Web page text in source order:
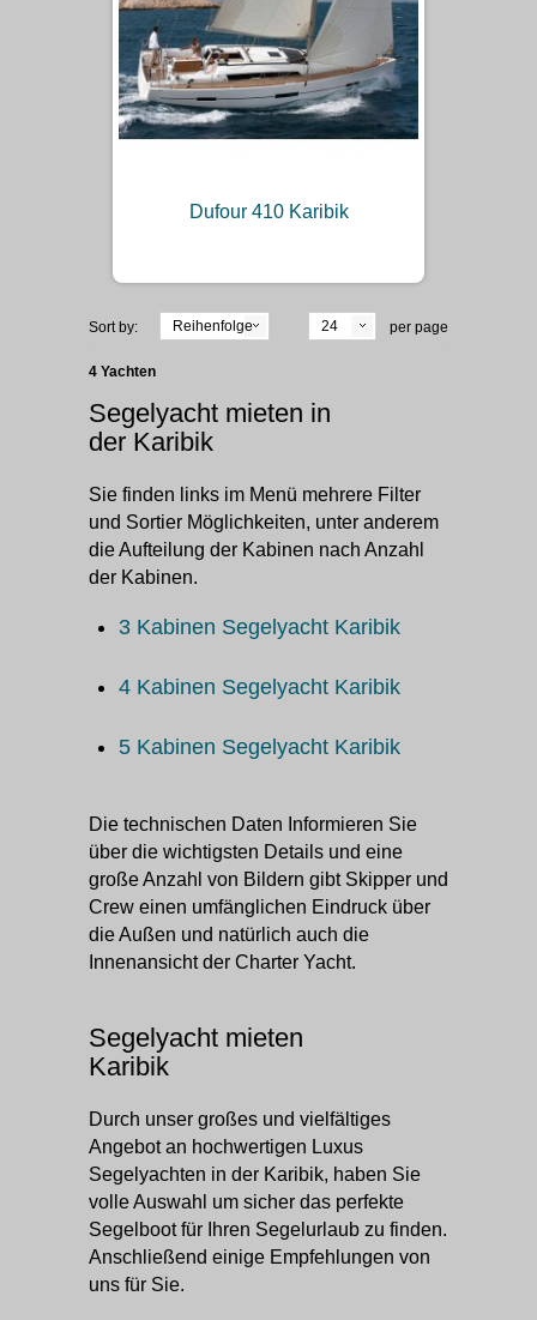
Dufour 410 Karibik
Sort by: Reihenfolge 24 per page
4 Yachten
Segelyacht mieten in
der Karibik
Sie finden links im Menü mehrere Filter
und Sortier Möglichkeiten, unter anderem
die Aufteilung der Kabinen nach Anzahl
der Kabinen.
3 Kabinen Segelyacht Karibik
4 Kabinen Segelyacht Karibik
5 Kabinen Segelyacht Karibik
Die technischen Daten Informieren Sie
über die wichtigsten Details und eine
große Anzahl von Bildern gibt Skipper und
Crew einen umfänglichen Eindruck über
die Außen und natürlich auch die
Innenansicht der Charter Yacht.
Segelyacht mieten
Karibik
Durch unser großes und vielfältiges
Angebot an hochwertigen Luxus
Segelyachten in der Karibik, haben Sie
volle Auswahl um sicher das perfekte
Segelboot für Ihren Segelurlaub zu finden.
Anschließend einige Empfehlungen von
uns für Sie.